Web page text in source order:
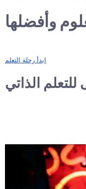
وأفضلها
ابدأ رحلة التعلم
الذاتي